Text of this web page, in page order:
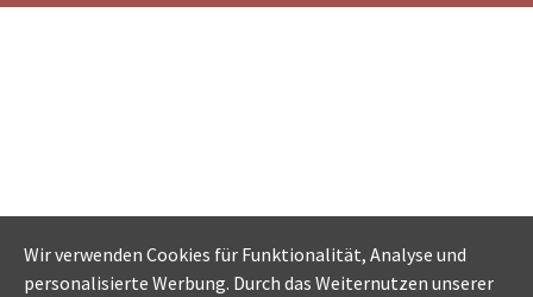
Wir verwenden Cookies für Funktionalität, Analyse und
personalisierte Werbung. Durch das Weiternutzen unserer